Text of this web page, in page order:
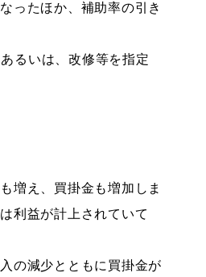
ったほか、補助率の引き
るいは、改修等を指定
増え、買掛金も増加しま
利益が計上されていて
の減少とともに買掛金が